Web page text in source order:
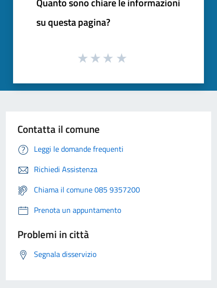
su questa pagina?
Contatta il comune
Leggi le domande frequenti
Richiedi Assistenza
Chiama il comune 085 9357200
Prenota un appuntamento
Problemi in città
Segnala disservizio